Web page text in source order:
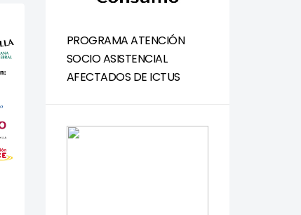
PROGRAMA ATENCIÓN
SOCIO ASISTENCIAL
AFECTADOS DE ICTUS